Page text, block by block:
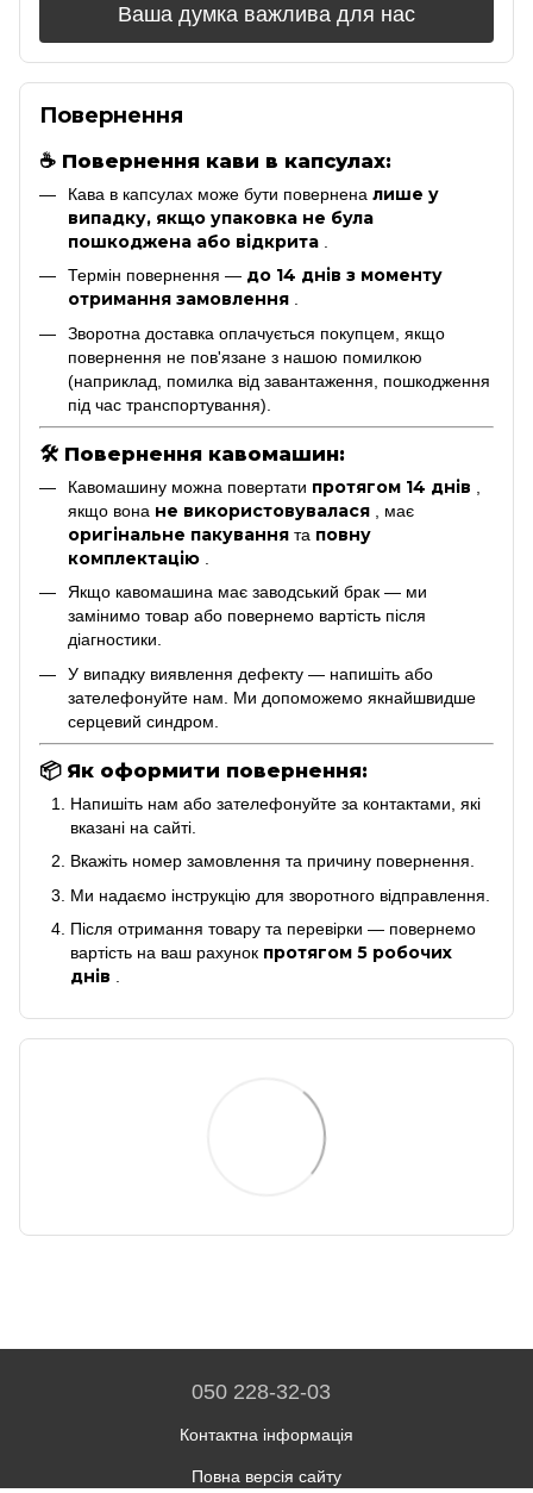
Ваша думка важлива для нас
Повернення
☕ Повернення кави в капсулах:
Кава в капсулах може бути повернена лише у
випадку, якщо упаковка не була
пошкоджена або відкрита
Термін повернення — до 14 днів з моменту
отримання замовлення .
Зворотна доставка оплачується покупцем, якщо
повернення не пов'язане з нашою помилкою
(наприклад, помилка від завантаження, пошкодження
під час транспортування).
🛠 Повернення кавомашин:
Кавомашину можна повертати протягом 14 днів
якщо вона не використовувалася , має
оригінальне пакування та повну
комплектацію
Якщо кавомашина має заводський брак — ми
замінимо товар або повернемо вартість після
діагностики.
У випадку виявлення дефекту — напишіть або
зателефонуйте нам. Ми допоможемо якнайшвидше
серцевий синдром.
📦Як оформити повернення:
Напишіть нам або зателефонуйте за контактами, які
вказані на сайті.
Вкажіть номер замовлення та причину повернення.
Ми надаємо інструкцію для зворотного відправлення.
Після отримання товару та перевірки — повернемо
вартість на ваш рахунок протягом 5 робочих
днів
050 228-32-03
Контактна інформація
Повна версія сайту